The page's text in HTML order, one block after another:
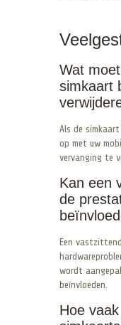
Wat
simkaart
Als de
op met uw
vervanging te
Kan een
de
Een
wordt
beïnvloeden.
Hoe